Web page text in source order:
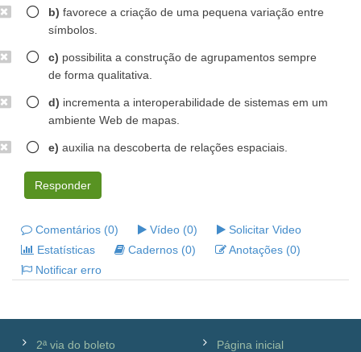
b) favorece a criação de uma pequena variação entre
símbolos.
c) possibilita a construção de agrupamentos sempre
de forma qualitativa.
d) incrementa a interoperabilidade de sistemas em um
ambiente Web de mapas.
e) auxilia na descoberta de relações espaciais.
Responder
Comentários (0) Vídeo (0)
Solicitar Video
Estatísticas
Cadernos (0)
Anotações (0)
Notificar erro
2ª via do boleto Página inicial